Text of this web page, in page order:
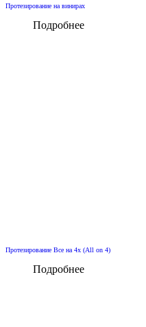
Протезирование на винирах
Подробнее
Протезирование Все на 4х (All on 4)
Подробнее